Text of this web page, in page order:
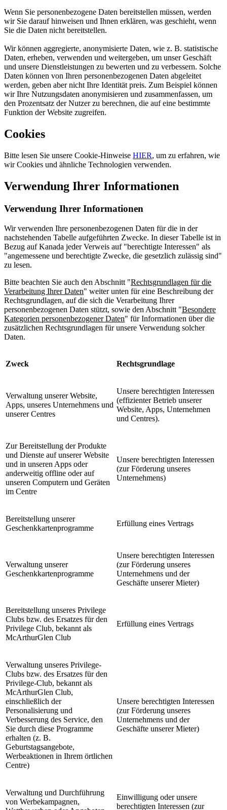
Wenn Sie personenbezogene Daten bereitstellen müssen, werden
wir Sie darauf hinweisen und Ihnen erklären, was geschieht, wenn
Sie die Daten nicht bereitstellen.
Wir können aggregierte, anonymisierte Daten, wie z. B. statistische
Daten, erheben, verwenden und weitergeben, um unser Geschäft
und unsere Dienstleistungen zu bewerten und zu verbessern. Solche
Daten können von Ihren personenbezogenen Daten abgeleitet
werden, geben aber nicht Ihre Identität preis. Zum Beispiel können
wir Ihre Nutzungsdaten anonymisieren und zusammenfassen, um
den Prozentsatz der Nutzer zu berechnen, die auf eine bestimmte
Funktion der Website zugreifen.
Cookies
Bitte lesen Sie unsere Cookie-Hinweise HIER, um zu erfahren, wie
wir Cookies und ähnliche Technologien verwenden.
Verwendung Ihrer Informationen
Verwendung Ihrer Informationen
Wir verwenden Ihre personenbezogenen Daten für die in der
nachstehenden Tabelle aufgeführten Zwecke. In dieser Tabelle ist in
Bezug auf Kanada jeder Verweis auf "berechtigte Interessen" als
"angemessene und berechtigte Zwecke, die gesetzlich zulässig sind"
zu lesen.
Bitte beachten Sie auch den Abschnitt "Rechtsgrundlagen für die
Verarbeitung Ihrer Daten" weiter unten für eine Beschreibung der
Rechtsgrundlagen, auf die sich die Verarbeitung Ihrer
personenbezogenen Daten stützt, sowie den Abschnitt "Besondere
Kategorien personenbezogener Daten" für Informationen über die
zusätzlichen Rechtsgrundlagen für unsere Verwendung solcher
Daten.
Zweck Rechtsgrundlage
Verwaltung unserer Website,
Apps, unseres Unternehmens und
unserer Centres
Unsere berechtigten Interessen
(effizienter Betrieb unserer
Website, Apps, Unternehmen
und Centres).
Zur Bereitstellung der Produkte
und Dienste auf unserer Website
und in unseren Apps oder
anderweitig offline oder auf
unseren Computern und Geräten
im Centre
Unsere berechtigten Interessen
(zur Förderung unseres
Unternehmens)
Bereitstellung unserer
Geschenkkartenprogramme
Erfüllung eines Vertrags
Verwaltung unserer
Geschenkkartenprogramme
Unsere berechtigten Interessen
(zur Förderung unseres
Unternehmens und der
Geschäfte unserer Mieter)
Bereitstellung unseres Privilege
Clubs bzw. des Ersatzes für den
Privilege Club, bekannt als
McArthurGlen Club
Erfüllung eines Vertrags
Verwaltung unseres Privilege-
Clubs bzw. des Ersatzes für den
Privilege-Club, bekannt als
McArthurGlen Club,
einschließlich der
Personalisierung und
Verbesserung des Service, den
Sie durch diese Programme
erhalten (z. B.
Geburtstagsangebote,
Werbeaktionen in Ihrem örtlichen
Centre)
Unsere berechtigten Interessen
(zur Förderung unseres
Unternehmens und der
Geschäfte unserer Mieter)
Verwaltung und Durchführung
von Werbekampagnen,
Einwilligung oder unsere
berechtigten Interessen (zur